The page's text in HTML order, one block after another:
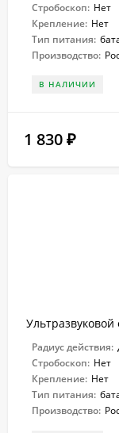
Стробоскоп: Нет
Крепление: Нет
Тип питания:
Производство:
В НАЛИЧИИ
1 830 ₽
Ультразвуковой
Радиус действия:
Стробоскоп: Нет
Крепление: Нет
Тип питания:
Производство: